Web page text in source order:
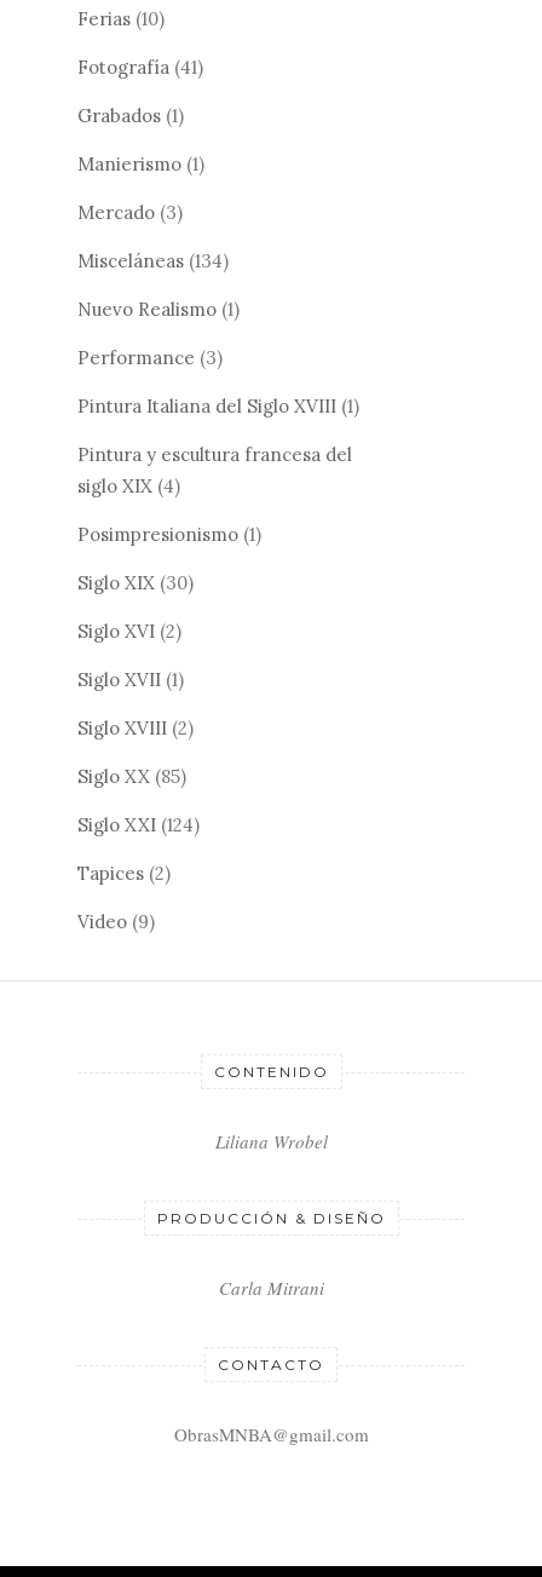
Ferias (10)
Fotografía (41)
Grabados (1)
Manierismo (1)
Mercado (3)
Misceláneas (134)
Nuevo Realismo (1)
Performance (3)
Pintura Italiana del Siglo XVIII (1)
Pintura y escultura francesa del
siglo XIX (4)
Posimpresionismo (1)
Siglo XIX (30)
Siglo XVI (2)
Siglo XVII (1)
Siglo XVIII (2)
Siglo XX (85)
Siglo XXI (124)
Tapices (2)
Video (9)
CONTENIDO
Liliana Wrobel
PRODUCCIÓN & DISEÑO
Carla Mitrani
CONTACTO
ObrasMNBA@gmail.com